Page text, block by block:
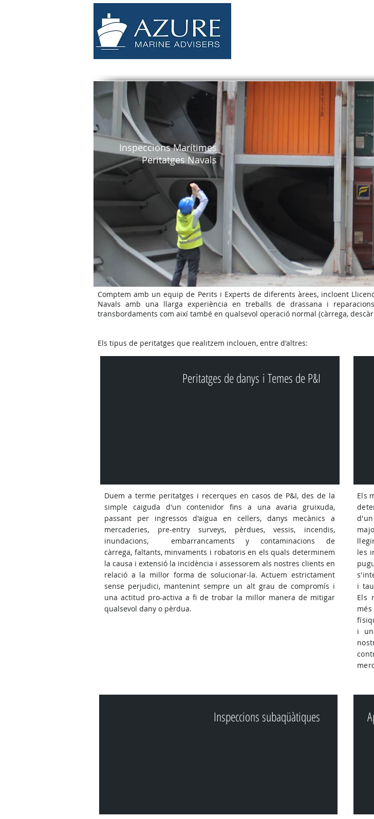
Inspeccions Marítimes
Peritatges Navals
Comptem amb un equip de Perits i Experts de diferents àrees, incloent
Navals amb una llarga experiència en treballs de drassana i
transbordaments com així també en qualsevol operació normal (càrrega,
Els tipus de peritatges que realitzem inclouen, entre d'altres:
Peritatges de danys i Temes de P&I
Duem a terme peritatges i recerques en casos de P&I, des de la
simple caiguda d'un contenidor fins a una avaria gruixuda,
passant per ingressos d'aigua en cellers, danys mecànics a
mercaderies, pre-entry surveys, pèrdues, vessis, incendis,
inundacions, embarrancaments y contaminacions de
càrrega, faltants, minvaments i robatoris en els quals determinem
la causa i extensió la incidència i assessorem als nostres clients en
relació a la millor forma de solucionar-la. Actuem estrictament
sense perjudici, mantenint sempre un alt grau de compromís i
una actitud pro-activa a fi de trobar la millor manera de mitigar
qualsevol dany o pèrdua.
Els
les
i
Els
i
Inspeccions subaqüàtiques